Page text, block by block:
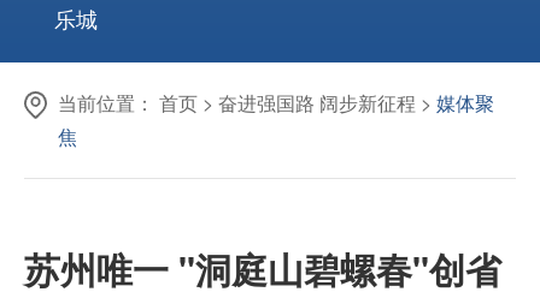
乐城
当前位置： 首页 > 奋进强国路 阔步新征程 > 媒体聚
焦
苏州唯一 "洞庭山碧螺春"创省